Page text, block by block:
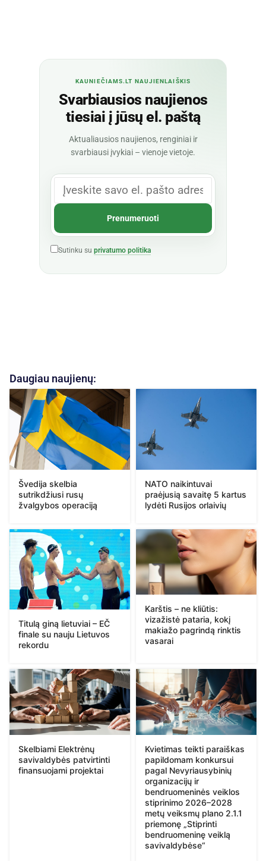
KAUNIEČIAMS.LT NAUJIENLAIŠKIS
Svarbiausios naujienos
tiesiai į jūsų el. paštą
Aktualiausios naujienos, renginiai ir
svarbiausi įvykiai – vienoje vietoje.
Sutinku su privatumo politika
Daugiau naujienų:
Švedija skelbia
sutrikdžiusi rusų
žvalgybos operaciją
NATO naikintuvai
praėjusią savaitę 5 kartus
lydėti Rusijos orlaivių
Titulą giną lietuviai – EČ
finale su nauju Lietuvos
rekordu
Karštis – ne kliūtis:
vizažistė pataria, kokį
makiažo pagrindą rinktis
vasarai
Skelbiami Elektrėnų
savivaldybės patvirtinti
finansuojami projektai
Kvietimas teikti paraiškas
papildomam konkursui
pagal Nevyriausybinių
organizacijų ir
bendruomeninės veiklos
stiprinimo 2026–2028
metų veiksmų plano 2.1.1
priemonę „Stiprinti
bendruomeninę veiklą
savivaldybėse“